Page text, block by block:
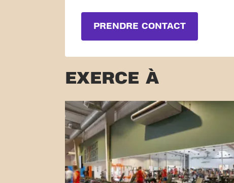
PRENDRE CONTACT
EXERCE À